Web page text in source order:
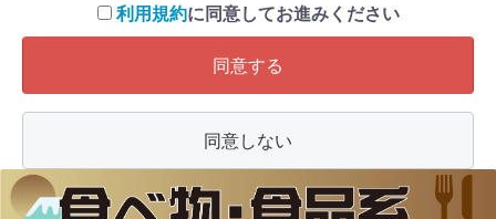
利用規約に同意してお進みください
同意する
同意しない